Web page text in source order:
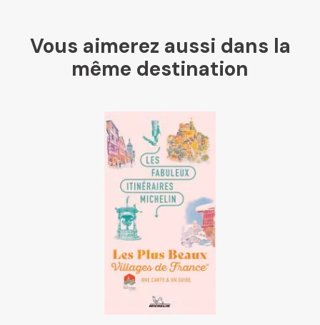
Vous aimerez aussi dans la
même destination